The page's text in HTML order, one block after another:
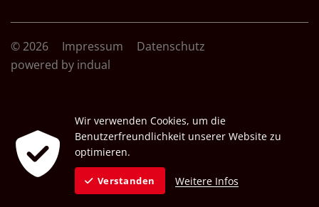
© 2026 Impressum
Datenschutz
powered by indual
Wir verwenden Cookies, um die
Benutzerfreundlichkeit unserer Website zu
optimieren.
Verstanden Weitere Infos